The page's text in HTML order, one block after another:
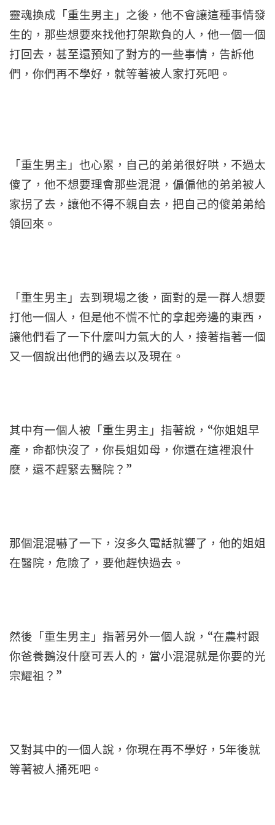
靈魂換成「重生男主」之後，他不會讓這種事情發
生的，那些想要來找他打架欺負的人，他一個一個
打回去，甚至還預知了對方的一些事情，告訴他
們，你們再不學好，就等著被人家打死吧。
「重生男主」也心累，自己的弟弟很好哄，不過太
傻了，他不想要理會那些混混，偏偏他的弟弟被人
家拐了去，讓他不得不親自去，把自己的傻弟弟給
領回來。
「重生男主」去到現場之後，面對的是一群人想要
打他一個人，但是他不慌不忙的拿起旁邊的東西，
讓他們看了一下什麼叫力氣大的人，接著指著一個
又一個說出他們的過去以及現在。
其中有一個人被「重生男主」指著說，“你姐姐早
產，命都快沒了，你長姐如母，你還在這裡浪什
麼，還不趕緊去醫院？”
那個混混嚇了一下，沒多久電話就響了，他的姐姐
在醫院，危險了，要他趕快過去。
然後「重生男主」指著另外一個人說，“在農村跟
你爸養鵝沒什麼可丟人的，當小混混就是你要的光
宗耀祖？”
又對其中的一個人說，你現在再不學好，5年後就
等著被人捅死吧。